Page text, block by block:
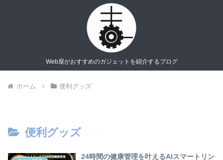
Web屋がおすすめのガジェットを紹介するブログ
ホーム 便利グッズ
便利グッズ
24時間の健康管理を叶えるAIスマートリン